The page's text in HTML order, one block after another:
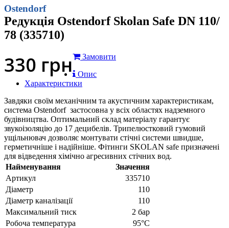
Ostendorf
Редукція Ostendorf Skolan Safe DN 110/
78 (335710)
330 грн
Замовити
Опис
Характеристики
Завдяки своїм механічним та акустичним характеристикам,
система Ostendorf застосовна у всіх областях надземного
будівництва. Оптимальний склад матеріалу гарантує
звукоізоляцію до 17 децибелів. Трипелюстковий гумовий
ущільнювач дозволяє монтувати стічні системи швидше,
герметичніше і надійніше. Фітинги SKOLAN safe призначені
для відведення хімічно агресивних стічних вод.
Найменування
Значення
Артикул
335710
Діаметр
110
Діаметр каналізації
110
Максимальний тиск
2 бар
Робоча температура
95°С